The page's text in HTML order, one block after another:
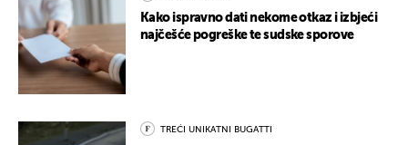
Kako ispravno dati nekome otkaz i izbjeći
najčešće pogreške te sudske sporove
TREĆI UNIKATNI BUGATTI